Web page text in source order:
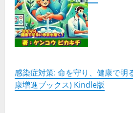
感染症対策: 命を守り、健康で明
康増進ブックス) Kindle版